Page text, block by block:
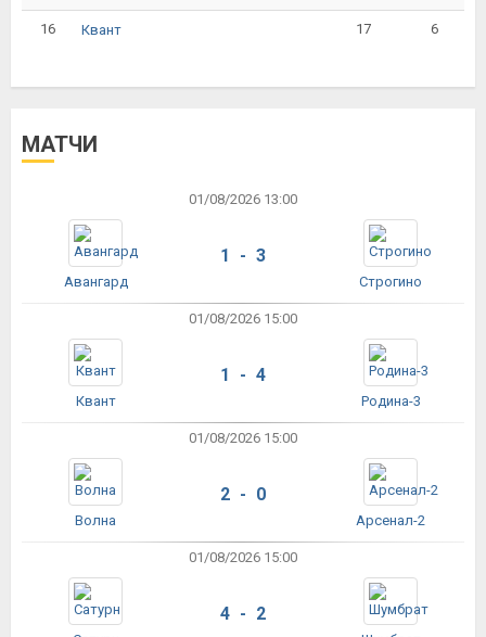
16 Квант 17 6
МАТЧИ
01/08/2026 13:00
Авангард
1 - 3
Строгино
01/08/2026 15:00
Квант
1 - 4
Родина-3
01/08/2026 15:00
Волна
2 - 0
Арсенал-2
01/08/2026 15:00
4 - 2